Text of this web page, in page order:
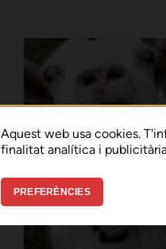
Aquest web usa cookies.
finalitat analítica i
PREFERÈNCIES